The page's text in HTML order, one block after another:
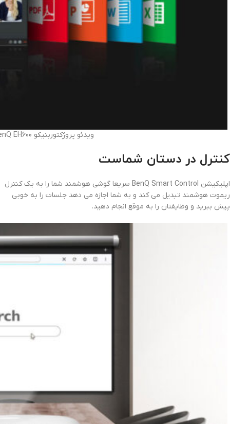
ویدئو پروژکتوربنیکو BenQ EH600ویدئو پروژکتوربنیکو BenQ EH600
کنترل در دستان شماست
اپلیکیشن BenQ Smart Control سریعا گوشی هوشمند شما را به یک کنترل
ریموت هوشمند تبدیل می کند و به شما اجازه می دهد جلسات را به خوبی
پیش ببرید و وظایفتان را به موقع انجام دهید.